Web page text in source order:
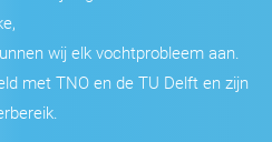
wij elk vochtprobleem aan.
met TNO en de TU Delft en zijn